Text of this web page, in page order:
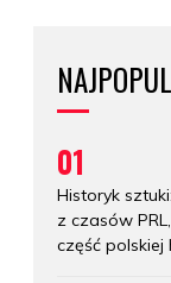
01
Historyk
z czasów
część polskiej